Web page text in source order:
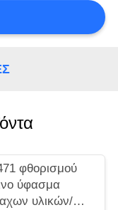
φθορισμού
ύφασμα
υλικών/